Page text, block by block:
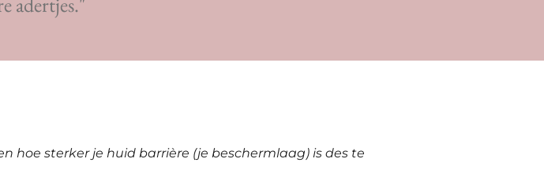
hoe sterker je huid barrière (je beschermlaag) is des te